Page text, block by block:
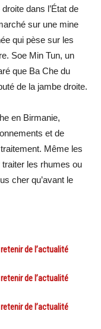
dans l’État de
sur une mine
qui pèse sur les
Soe Min Tun, un
que Ba Che du
de la jambe droite.
en Birmanie,
et de
Même les
les rhumes ou
cher qu’avant le
retenir de l’actualité
retenir de l’actualité
retenir de l’actualité